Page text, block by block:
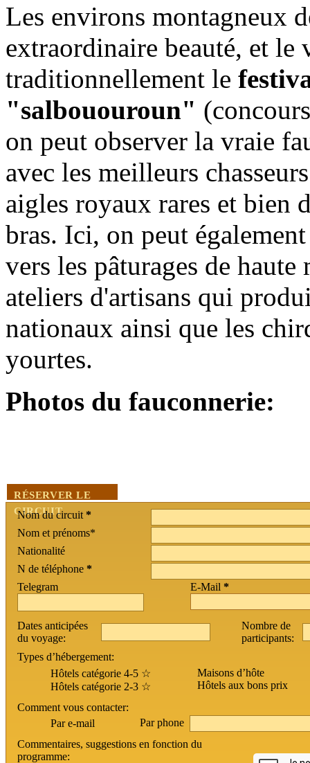
Les environs montagneux
extraordinaire beauté, et le
traditionnellement le
"salbououroun"
on peut observer la vraie
avec les meilleurs
aigles royaux rares et bien
bras. Ici, on peut
vers les pâturages de
ateliers d'artisans qui
nationaux ainsi que les
yourtes.
Photos du fauconnerie:
RÉSERVER LE
CIRCUIT
Nom du circuit *
Nom et prénoms*
Nationalité
N de téléphone *
Telegram
E-Mail *
Dates anticipées
du voyage:
Nombre de
participants:
Types d’hébergement:
Hôtels catégorie 4-5 ☆
Hôtels catégorie 2-3 ☆
Maisons d’hôte
Hôtels aux bons prix
Comment vous contacter:
Par e-mail
Par phone
Commentaires, suggestions en fonction du
programme: